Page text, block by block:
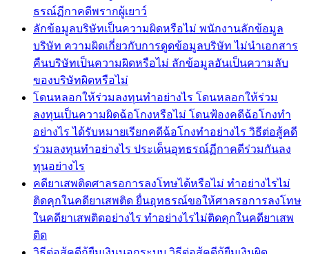
ธรณ์ฏีกาคดีพรากผู้เยาว์
ลักข้อมูลบริษัทเป็นความผิดหรือไม่ พนักงานลักข้อมูล
บริษัท ความผิดเกี่ยวกับการดูดข้อมูลบริษัท ไม่นำเอกสาร
คืนบริษัทเป็นความผิดหรือไม่ ลักข้อมูลอันเป็นความลับ
ของบริษัทผิดหรือไม่
โดนหลอกให้ร่วมลงทุนทำอย่างไร โดนหลอกให้ร่วม
ลงทุนเป็นความผิดฉ้อโกงหรือไม่ โดนฟ้องคดีฉ้อโกงทำ
อย่างไร ได้รับหมายเรียกคดีฉ้อโกงทำอย่างไร วิธีต่อสู้คดี
ร่วมลงทุนทำอย่างไร ประเด็นอุทธรณ์ฏีกาคดีร่วมกันลง
ทุนอย่างไร
คดียาเสพติดศาลรอการลงโทษได้หรือไม่ ทำอย่างไรไม่
ติดคุกในคดียาเสพติด ยื่นอุทธรณ์ขอให้ศาลรอการลงโทษ
ในคดียาเสพติดอย่างไร ทำอย่างไรไม่ติดคุกในคดียาเสพ
ติด